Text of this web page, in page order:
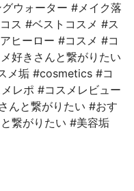
ウォーター #メイク落
ス #ベストコスメ #ス
ヒーロー #コスメ #コ
好きさんと繋がりたい
メ垢 #cosmetics #コ
レポ #コスメレビュー
んと繋がりたい #おす
繋がりたい #美容垢